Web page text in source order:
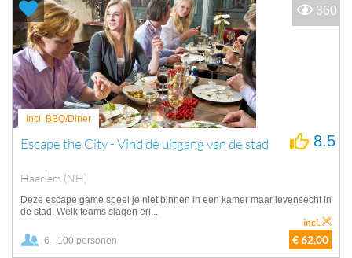
Incl. BBQ/Diner
Escape the City - Vind de uitgang van de stad
Haarlem (NH)
8.5
Deze escape game speel je niet binnen in een kamer maar levensecht in
de stad. Welk teams slagen eri...
6 - 100 personen € 62,00
incl.
360